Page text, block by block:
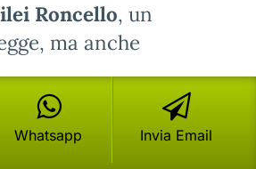
Roncello, un
ma anche
far fare la
Revisione
Via Galileo Galilei Roncello
per
Whatsapp Invia Email